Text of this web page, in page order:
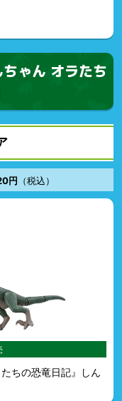
ゃん オラたち
円 （税込）
ちの恐竜日記』しん